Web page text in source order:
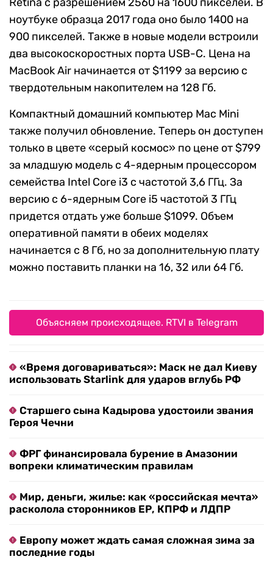
ноутбуке образца 2017 года оно было 1400 на
900 пикселей. Также в новые модели встроили
два высокоскоростных порта USB-C. Цена на
MacBook Air начинается от $1199 за версию с
твердотельным накопителем на 128 Гб.
Компактный домашний компьютер Mac Mini
также получил обновление. Теперь он доступен
только в цвете «серый космос» по цене от $799
за младшую модель с 4-ядерным процессором
семейства Intel Core i3 с частотой 3,6 ГГц. За
версию с 6-ядерным Core i5 частотой 3 ГГц
придется отдать уже больше $1099. Объем
оперативной памяти в обеих моделях
начинается с 8 Гб, но за дополнительную плату
можно поставить планки на 16, 32 или 64 Гб.
Объясняем происходящее. RTVI в Telegram
«Время договариваться»: Маск не дал Киеву
использовать Starlink для ударов вглубь РФ
Старшего сына Кадырова удостоили звания
Героя Чечни
ФРГ финансировала бурение в Амазонии
вопреки климатическим правилам
Мир, деньги, жилье: как «российская мечта»
расколола сторонников ЕР, КПРФ и ЛДПР
Европу может ждать самая сложная зима за
последние годы